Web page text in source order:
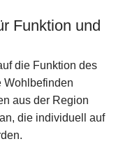
Funktion und
die Funktion des
Wohlbefinden
aus der Region
die individuell auf